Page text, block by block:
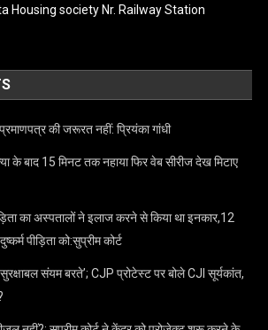
Housing society Nr. Railway Station
की जरूरत नहीं: प्रियंका गांधी
के बाद 15 मिनट तक नहाया फिर वेब सीरीज देख मिटाए